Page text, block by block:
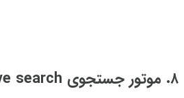
۸. موتور جستجوی Brave search